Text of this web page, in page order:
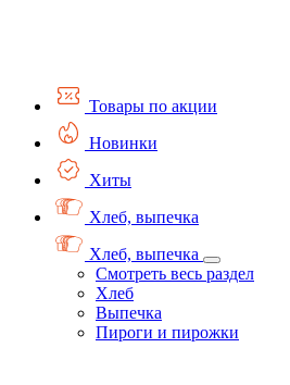
Товары по акции
Новинки
Хиты
Хлеб, выпечка
Хлеб, выпечка
Смотреть весь раздел
Хлеб
Выпечка
Пироги и пирожки